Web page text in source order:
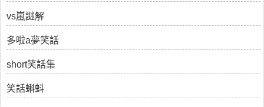
vs嵐謎解
多啦a夢笑話
short笑話集
笑話蝌蚪